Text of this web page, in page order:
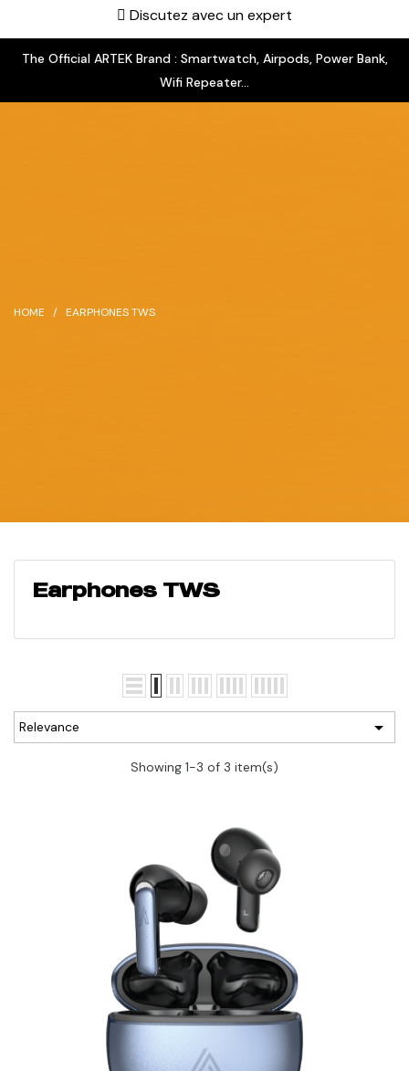
Discutez avec un expert
The Official ARTEK Brand : Smartwatch, Airpods, Power Bank,
Wifi Repeater...
HOME EARPHONES TWS
Earphones TWS
Relevance 
Showing 1-3 of 3 item(s)